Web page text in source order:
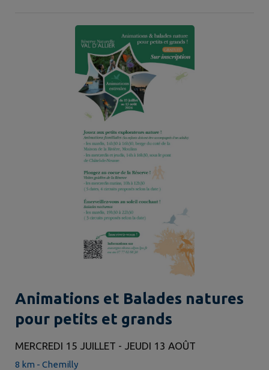
Animations et Balades natures
pour petits et grands
MERCREDI 15 JUILLET - JEUDI 13 AOÛT
8 km - Chemilly